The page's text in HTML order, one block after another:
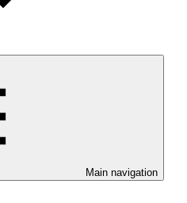
Main navigation